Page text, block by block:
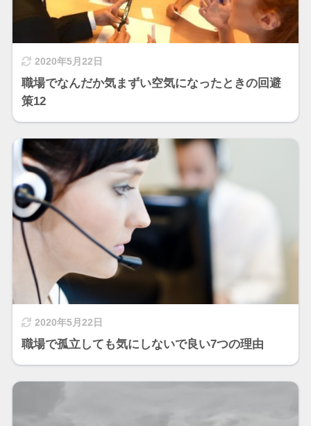
2020年5月22日
職場でなんだか気まずい空気になったときの回避
策12
2020年5月22日
職場で孤立しても気にしないで良い7つの理由